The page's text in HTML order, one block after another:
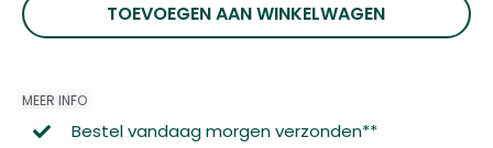
TOEVOEGEN AAN WINKELWAGEN
MEER INFO
Bestel vandaag morgen verzonden**